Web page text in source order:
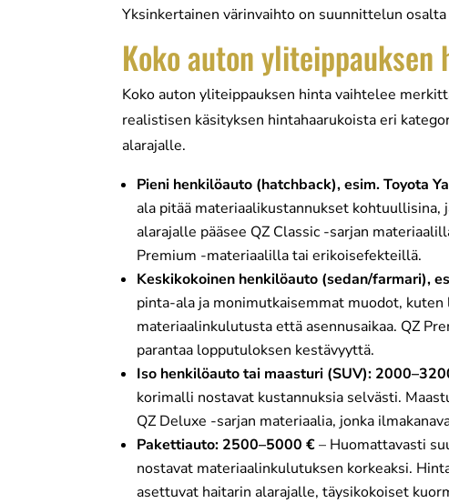
Yksinkertainen värinvaihto on suunnittelun
Koko auton
Koko auton yliteippauksen hinta vaihtelee
realistisen käsityksen hintahaarukoista eri
alarajalle.
Pieni henkilöauto (hatchback), esim. Toyota
ala pitää materiaalikustannukset
alarajalle pääsee QZ Classic -sarjan
Premium -materiaalilla tai erikoisefekteillä.
Keskikokoinen henkilöauto (sedan/farmari),
pinta-ala ja monimutkaisemmat muodot,
materiaalinkulutusta että asennusaikaa. QZ
parantaa lopputuloksen kestävyyttä.
Iso henkilöauto tai maasturi (SUV):
korimalli nostavat kustannuksia selvästi.
QZ Deluxe -sarjan materiaalia, jonka
Pakettiauto: 2500–5000 €– Huomattavasti
nostavat materiaalinkulutuksen korkeaksi.
asettuvat haitarin alarajalle, täysikokoiset